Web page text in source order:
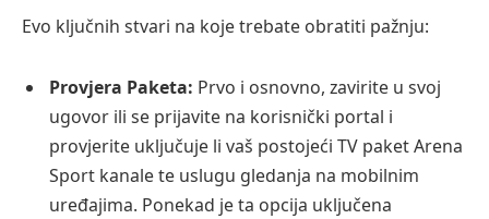
Evo ključnih stvari na koje trebate obratiti pažnju:
Provjera Paketa: Prvo i osnovno, zavirite u svoj
ugovor ili se prijavite na korisnički portal i
provjerite uključuje li vaš postojeći TV paket Arena
Sport kanale te uslugu gledanja na mobilnim
uređajima. Ponekad je ta opcija uključena